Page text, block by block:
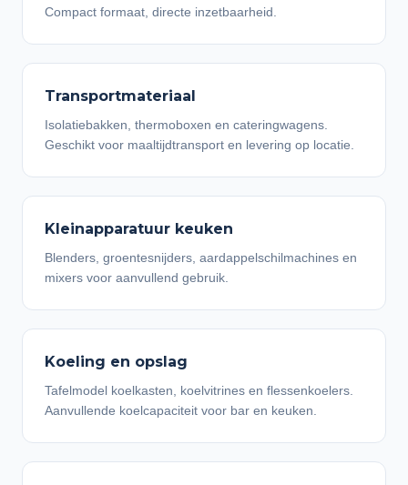
Compact formaat, directe inzetbaarheid.
Transportmateriaal
Isolatiebakken, thermoboxen en cateringwagens.
Geschikt voor maaltijdtransport en levering op locatie.
Kleinapparatuur keuken
Blenders, groentesnijders, aardappelschilmachines en
mixers voor aanvullend gebruik.
Koeling en opslag
Tafelmodel koelkasten, koelvitrines en flessenkoelers.
Aanvullende koelcapaciteit voor bar en keuken.